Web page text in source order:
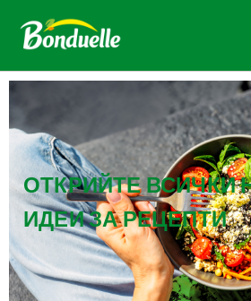
ОТКРИЙТЕ ВСИЧКИ
ИДЕИ ЗА РЕЦЕПТИ